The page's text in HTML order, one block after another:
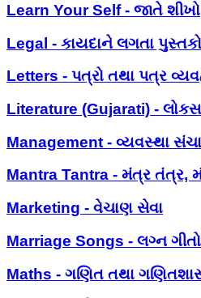
Learn Your Self - જાતે શીખો
Legal - કાયદાને લગતા પુસ્તકો
Letters - પત્રો તથા પત્ર
Literature (Gujarati) -
Management - વ્યવસ્થા
Mantra Tantra - મંત્ર તંત્ર,
Marketing - વેચાણ સેવા
Marriage Songs - લગ્ન ગીતો
Maths - ગણિત તથા